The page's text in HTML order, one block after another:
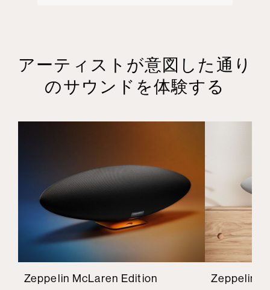
アーティストが意図した通り
のサウンドを体験する
Zeppelin McLaren Edition Zeppelin